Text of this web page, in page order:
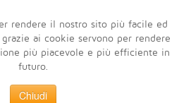
rendere il nostro sito più facile ed
ai cookie servono per rendere
più piacevole e più efficiente in
futuro.
Chiudi